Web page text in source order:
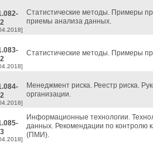
Статистические методы. Примеры
приемы анализа данных.
Статистические методы. Примеры
Менеджмент риска. Реестр риска.
организации.
Информационные технологии.
данных. Рекомендации по контролю
(ПМИ).